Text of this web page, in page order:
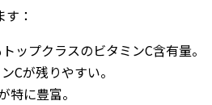
：
ップクラスのビタミンC含有量。
Cが残りやすい。
に豊富。